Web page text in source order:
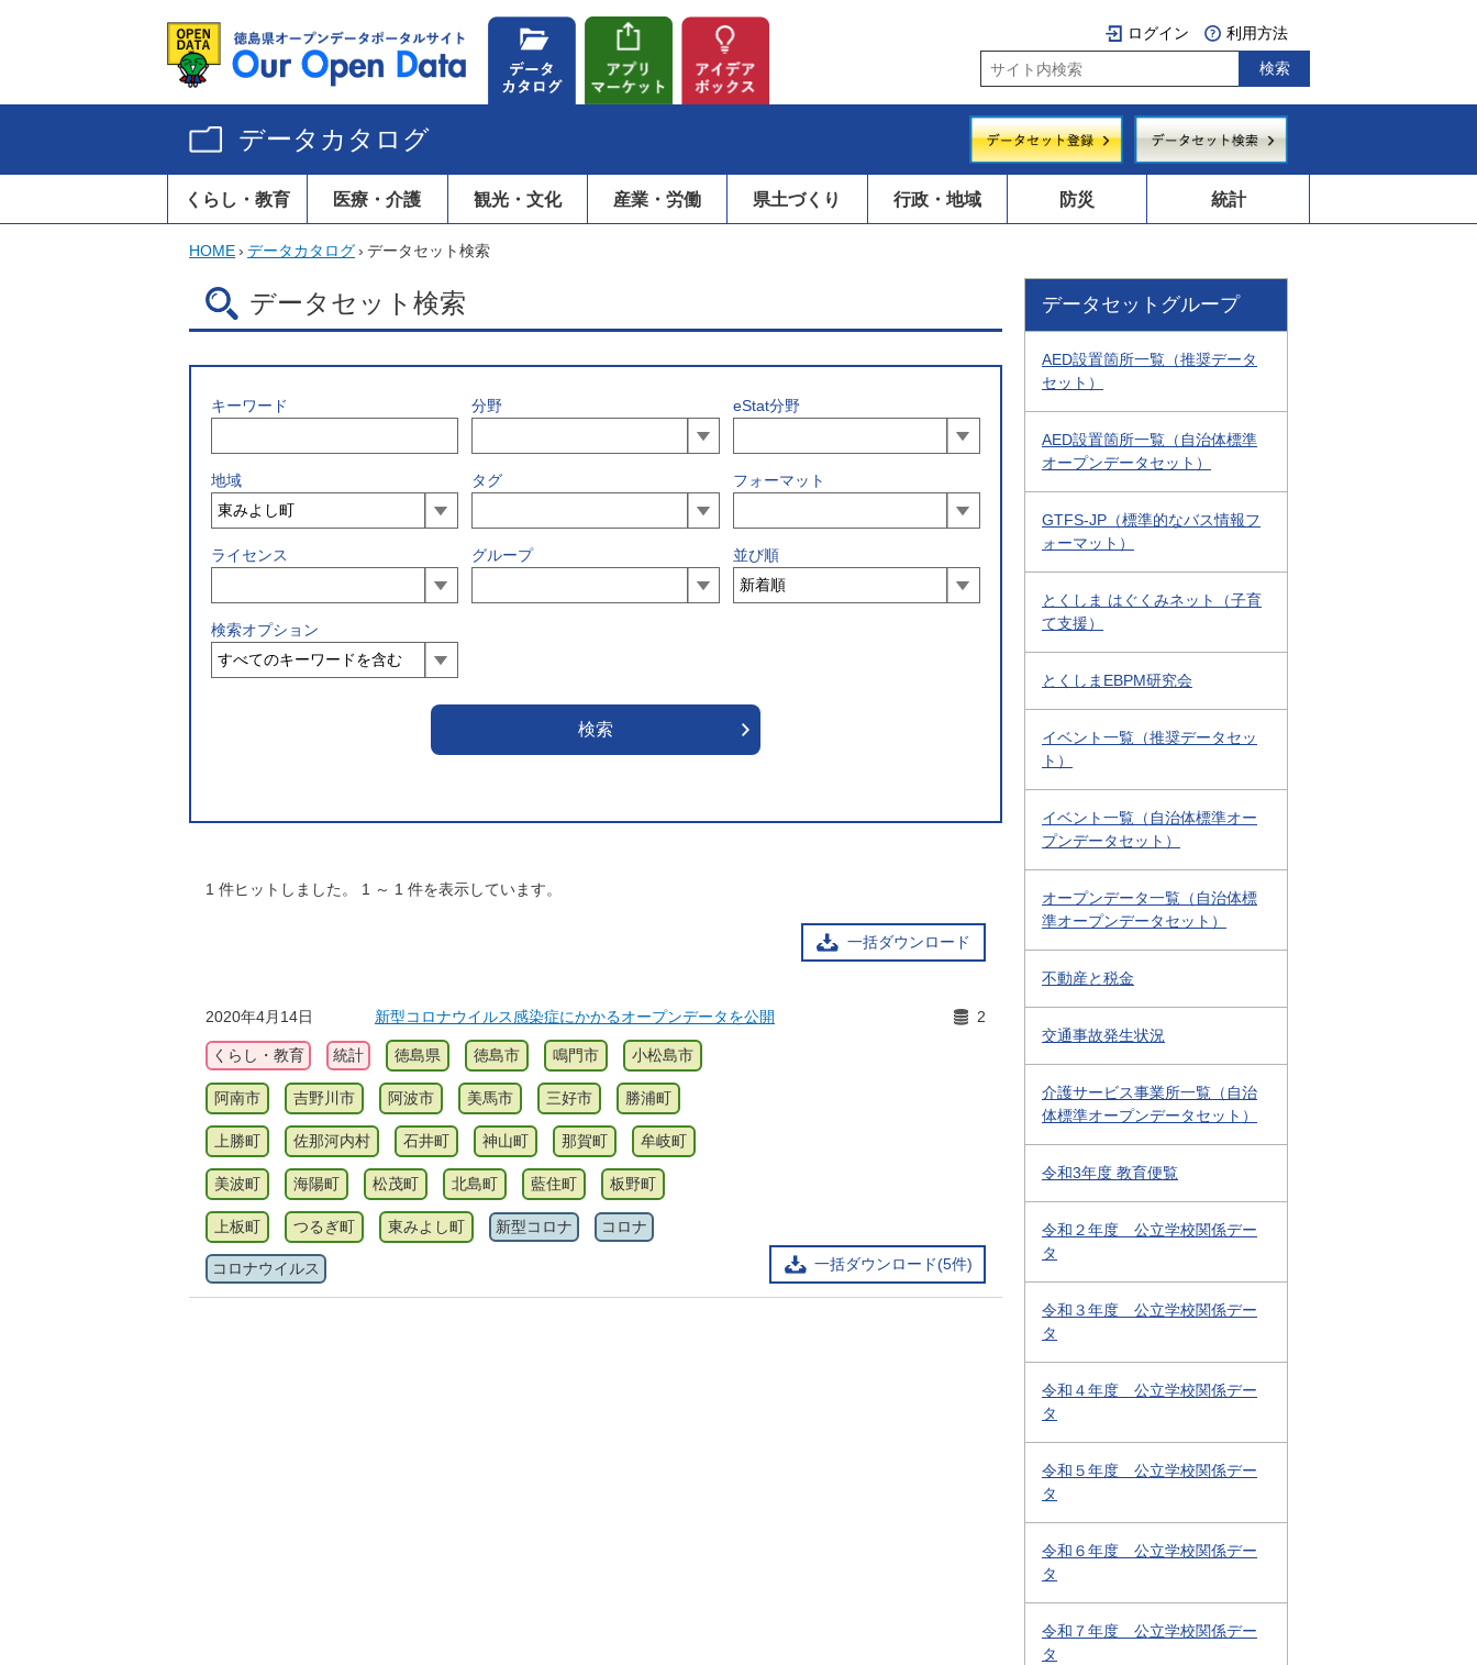
ログイン 利用方法
データカタログ
くらし・教育 医療・介護 観光・文化 産業・労働 県土づくり 行政・地域 防災 統計
HOME› データカタログ› データセット検索
データセット検索
キーワード 分野 eStat分野
地域 タグ フォーマット
ライセンス グループ 並び順
検索オプション
1 件ヒットしました。 1 ～ 1 件を表示しています。
一括ダウンロード
2020年4月14日 新型コロナウイルス感染症にかかるオープンデータを公開
一括ダウンロード(5件)
2
くらし・教育 統計 徳島県 徳島市 鳴門市 小松島市
阿南市 吉野川市 阿波市 美馬市 三好市 勝浦町
上勝町 佐那河内村 石井町 神山町 那賀町 牟岐町
美波町 海陽町 松茂町 北島町 藍住町 板野町
上板町 つるぎ町 東みよし町 新型コロナ コロナ
コロナウイルス
データセットグループ
AED設置箇所一覧（推奨データ
セット）
AED設置箇所一覧（自治体標準
オープンデータセット）
GTFS-JP（標準的なバス情報フ
ォーマット）
とくしま はぐくみネット（子育
て支援）
とくしまEBPM研究会
イベント一覧（推奨データセッ
ト）
イベント一覧（自治体標準オー
プンデータセット）
オープンデータ一覧（自治体標
準オープンデータセット）
不動産と税金
交通事故発生状況
介護サービス事業所一覧（自治
体標準オープンデータセット）
令和3年度 教育便覧
令和２年度 公立学校関係デー
タ
令和３年度 公立学校関係デー
タ
令和４年度 公立学校関係デー
タ
令和５年度 公立学校関係デー
タ
令和６年度 公立学校関係デー
タ
令和７年度 公立学校関係デー
タ